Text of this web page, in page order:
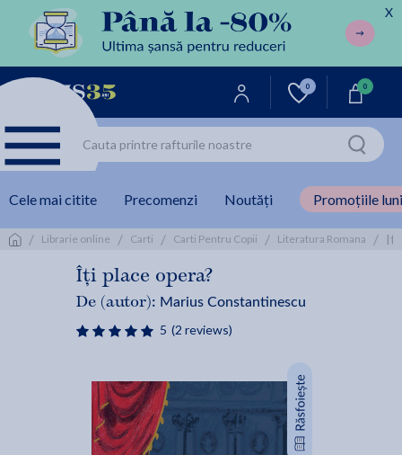
X
0 0
Cele mai citite Precomenzi Noutăți Promoțiile
/ Librarie online / Carti / Carti Pentru Copii / Literatura Romana / Iti
Îți place opera?
De (autor): Marius Constantinescu
5 (2 reviews)